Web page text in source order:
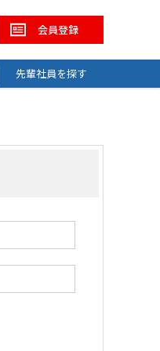
会員登録
先輩社員を探す